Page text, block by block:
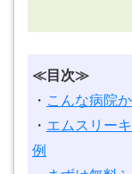
≪目次≫
・ こんな病院
・ エムスリー
例